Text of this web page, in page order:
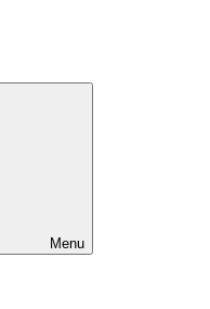
Menu